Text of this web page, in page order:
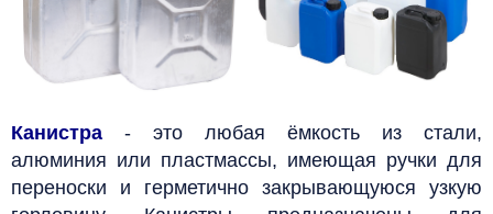
Канистра - это любая ёмкость из стали,
алюминия или пластмассы, имеющая ручки для
переноски и герметично закрывающуюся узкую